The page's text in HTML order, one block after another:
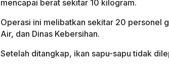
mencapai berat sekitar 10 kilogram.
Operasi ini melibatkan sekitar 20 personel
Air, dan Dinas Kebersihan.
Setelah ditangkap, ikan sapu-sapu tidak